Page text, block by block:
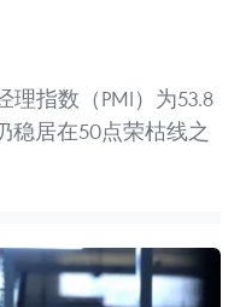
理指数（PMI）为53.8
稳居在50点荣枯线之